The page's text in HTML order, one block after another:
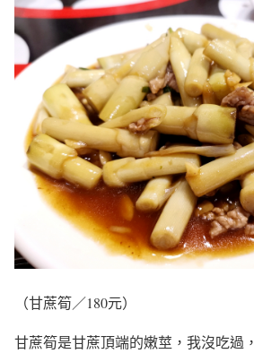
（甘蔗筍／180元）
甘蔗筍是甘蔗頂端的嫩莖，我沒吃過，